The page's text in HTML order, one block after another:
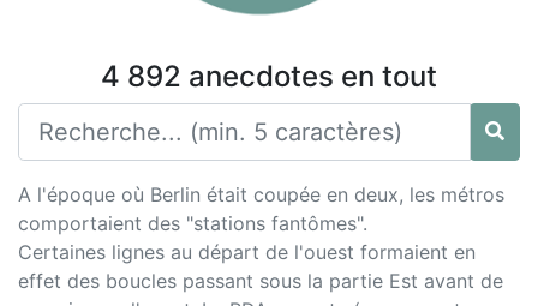
4 892 anecdotes en tout
A l'époque où Berlin était coupée en deux, les métros
comportaient des "stations fantômes".
Certaines lignes au départ de l'ouest formaient en
effet des boucles passant sous la partie Est avant de